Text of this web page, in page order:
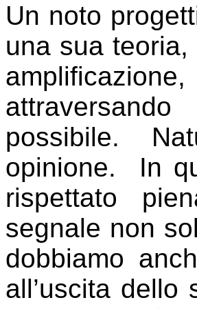
Un noto
una sua
possibile.
opinione. In
rispettato
segnale non
dobbiamo
all’uscita